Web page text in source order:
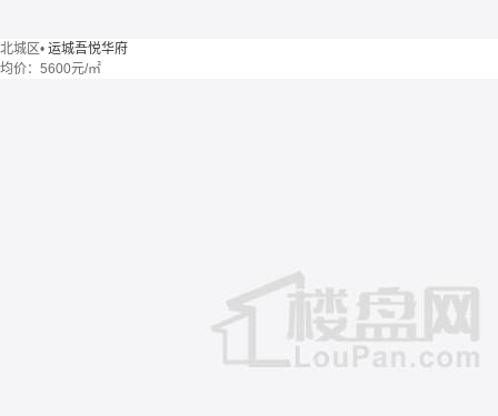
北城区• 运城吾悦华府
均价： 5600元/㎡